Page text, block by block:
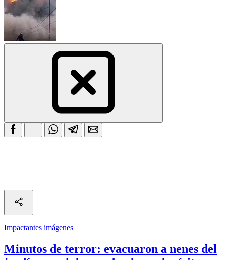
Impactantes imágenes
Minutos de terror: evacuaron a nenes del